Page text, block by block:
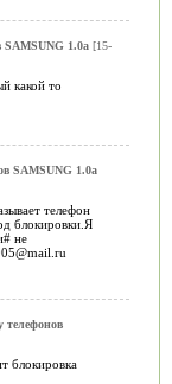
SAMSUNG 1.0a[15-
какой то
SAMSUNG 1.0a
телефон
блокировки.Я
не
телефонов
блокировка